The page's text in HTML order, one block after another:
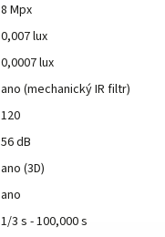
8 Mpx
0,007 lux
0,0007 lux
ano (mechanický IR filtr)
120
56 dB
ano (3D)
ano
1/3 s - 100,000 s